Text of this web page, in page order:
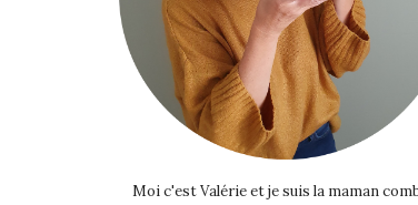
Moi c'est Valérie et je suis la maman